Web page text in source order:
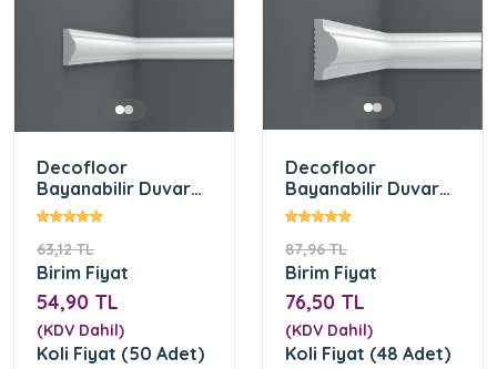
Decofloor
Bayanabilir Duvar
Çıtası 2,5 cm (DF-
63,12 TL
Birim Fiyat
54,90 TL
(KDV Dahil)
Koli Fiyat (50 Adet)
Decofloor
Bayanabilir Duvar
Çıtası 4 cm (DF-
87,96 TL
Birim Fiyat
76,50 TL
(KDV Dahil)
Koli Fiyat (48 Adet)